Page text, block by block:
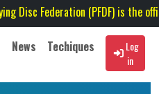
(PFDF) is the official
News Techiques
Log
in